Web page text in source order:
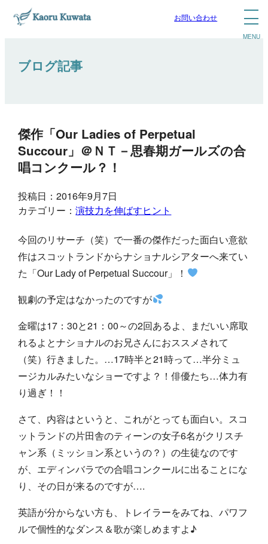
お問い合わせ
ブログ記事
傑作「Our Ladies of Perpetual
Succour」＠ＮＴ－思春期ガールズの合
唱コンクール？！
投稿日：2016年9月7日
カテゴリー：演技力を伸ばすヒント
今回のリサーチ（笑）で一番の傑作だった面白い意欲
作はスコットランドからナショナルシアターへ来てい
た「Our Lady of Perpetual Succour」！
観劇の予定はなかったのですが
金曜は17：30と21：00～の2回あるよ、まだいい席取
れるよとナショナルのお兄さんにおススメされて
（笑）行きました。…17時半と21時って…半分ミュ
ージカルみたいなショーですよ？！俳優たち…体力有
り過ぎ！！
さて、内容はというと、これがとっても面白い。スコ
ットランドの片田舎のティーンの女子6名がクリスチ
ャン系（ミッション系というの？）の生徒なのです
が、エディンバラでの合唱コンクールに出ることにな
り、その日が来るのですが….
英語が分からない方も、トレイラーをみてね、パワフ
ルで個性的なダンス＆歌が楽しめますよ♪